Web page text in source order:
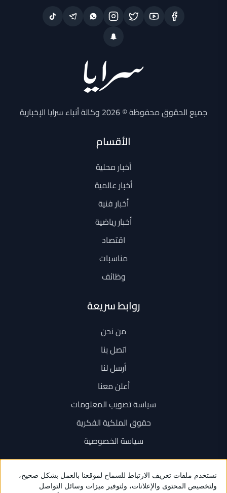
جميع الحقوق محفوظة © 2026 وكالة أنباء سرايا الإخبارية
الأقسام
أخبار محلية
أخبار عالمية
أخبار فنية
أخبار رياضية
اقتصاد
مناسبات
وظائف
روابط سريعة
من نحن
اتصل بنا
أرسل لنا
أعلن معنا
سياسة تصويب المعلومات
حقوق الملكية الفكرية
سياسة الخصوصية
اتصل بنا